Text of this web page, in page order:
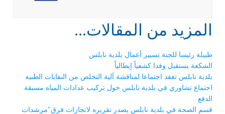
المزيد من المقالات...
طبيلة رئيسا للجنة تسيير أعمال بلدية نابلس
الشكعة يستقبل وفدا كشفياً إيطالياً
بلدية نابلس تعقد اجتماعا لمناقشة آلية التخلص من النفايات الطبية
اجتماع تشاوري في بلدية نابلس حول تركيب عدادات المياه مسبقة
الدفع
قسم الصحة في بلدية نابلس يصدر تقريره لانجازات فرق"مرشدات